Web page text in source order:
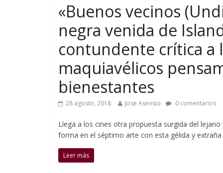
«Buenos vecinos
negra venida de
contundente crítica a
maquiavélicos
bienestantes
28 agosto, 2018 Jose Asensio 0 comentarios
Llega a los cines otra propuesta surgida del
forma en el séptimo arte con esta gélida y
Leer más